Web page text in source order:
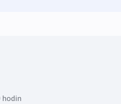
hodin